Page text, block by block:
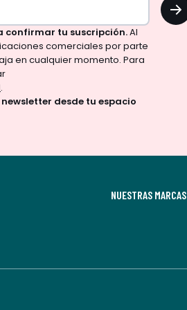
confirmar tu suscripción.Al
comerciales por parte
en cualquier momento. Para
.
desde tu espacio
NUESTRAS MARCAS